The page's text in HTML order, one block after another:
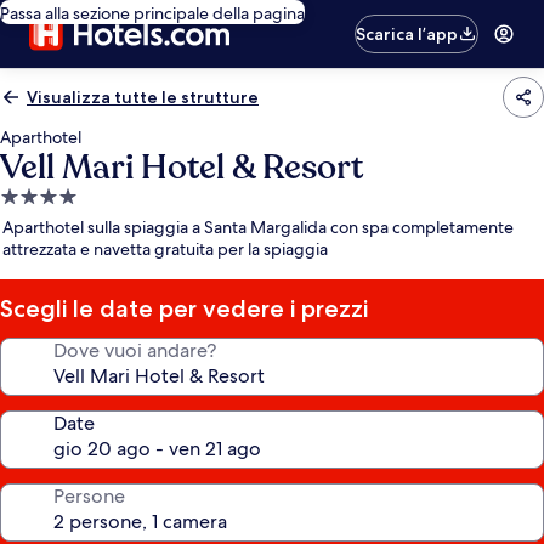
Passa alla sezione principale della pagina
Scarica l’app
Visualizza tutte le strutture
Aparthotel
Vell Mari Hotel & Resort
Struttura
a
4.0
stelle
Aparthotel sulla spiaggia a Santa Margalida con spa completamente
attrezzata e navetta gratuita per la spiaggia
Scegli le date per vedere i prezzi
Dove vuoi andare?
Date
Persone